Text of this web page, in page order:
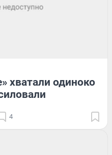
хватали одиноко
4